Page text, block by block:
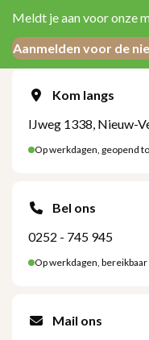
Meldt je aan voor onze
Aanmelden voor de
Kom langs
IJweg 1338, Nieuw-
Op werkdagen, geopend
Bel ons
0252 - 745 945
Op werkdagen,
Mail ons